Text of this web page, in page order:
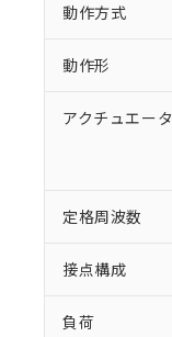
動作方式
動作形
アクチュエータ
定格周波数
接点構成
負荷